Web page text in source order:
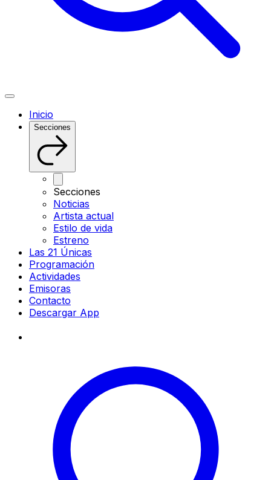
Inicio
Secciones
Secciones
Noticias
Artista actual
Estilo de vida
Estreno
Las 21 Únicas
Programación
Actividades
Emisoras
Contacto
Descargar App